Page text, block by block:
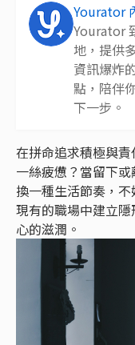
Yourator
Yourator
地，提供
資訊爆炸
點，陪伴
下一步。
在拼命追求積極與
一絲疲憊？當留下
換一種生活節奏，
現有的職場中建立
心的滋潤。